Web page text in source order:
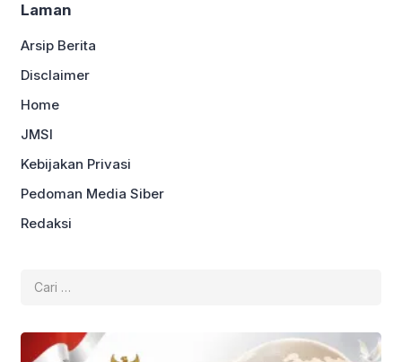
Laman
Arsip Berita
Disclaimer
Home
JMSI
Kebijakan Privasi
Pedoman Media Siber
Redaksi
untuk: